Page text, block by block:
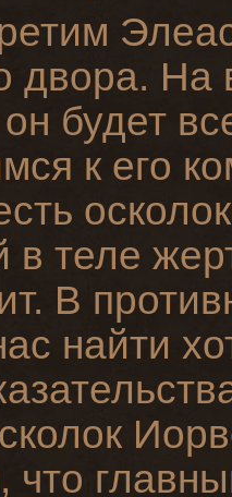
двора. На
будет
к его
в теле
В
найти
что